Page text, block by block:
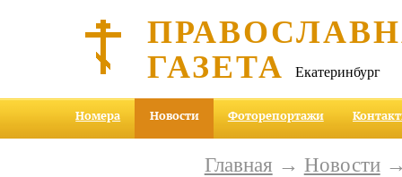
ГАЗЕТА Екатеринбург
Номера Новости Фоторепортажи
Главная → Новости→